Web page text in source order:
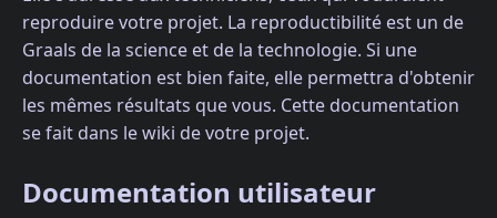
reproduire votre projet. La reproductibilité est un de
Graals de la science et de la technologie. Si une
documentation est bien faite, elle permettra d'obtenir
les mêmes résultats que vous. Cette documentation
se fait dans le wiki de votre projet.
Documentation utilisateur